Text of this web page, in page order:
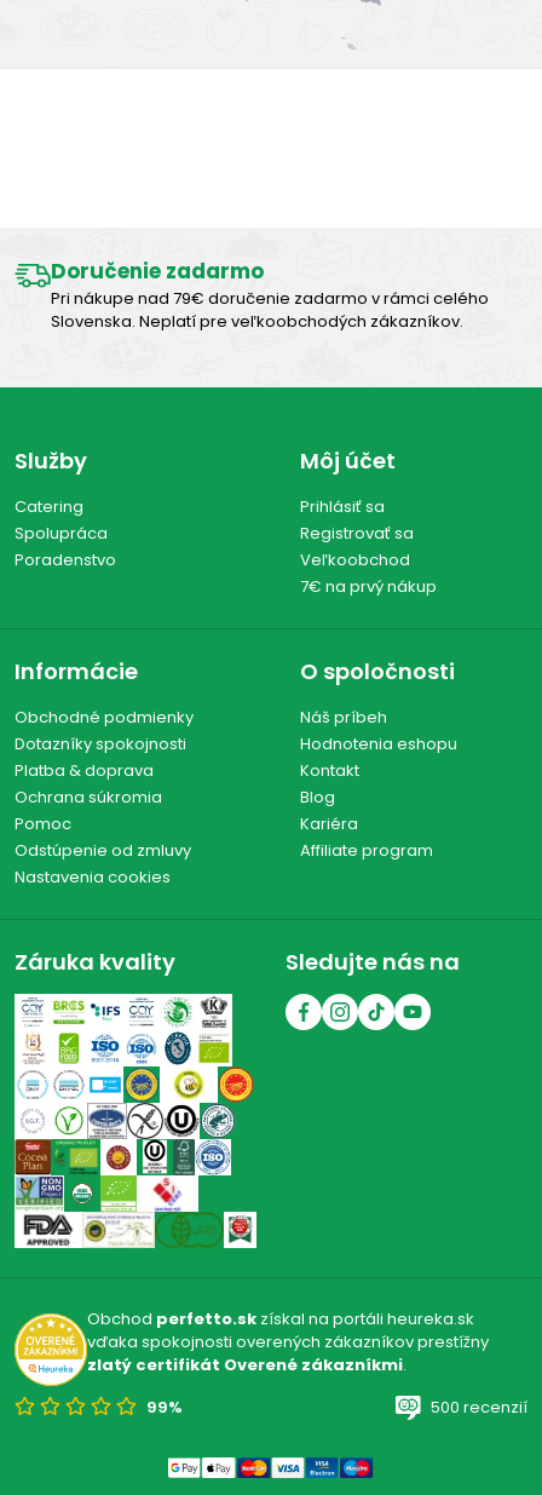
Doručenie zadarmo
Pri nákupe nad 79€ doručenie zadarmo v rámci celého
Slovenska. Neplatí pre veľkoobchodých zákazníkov.
Služby
Catering
Spolupráca
Poradenstvo
Môj účet
Prihlásiť sa
Registrovať sa
Veľkoobchod
7€ na prvý nákup
Informácie
Obchodné podmienky
Dotazníky spokojnosti
Platba & doprava
Ochrana súkromia
Pomoc
Odstúpenie od zmluvy
Nastavenia cookies
O spoločnosti
Náš príbeh
Hodnotenia eshopu
Kontakt
Blog
Kariéra
Affiliate program
Záruka kvality Sledujte nás na
Obchod perfetto.skzískal na portáli heureka.sk
vďaka spokojnosti overených zákazníkov prestížny
zlatý certifikát Overené zákazníkmi.
99%
500 recenzií